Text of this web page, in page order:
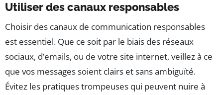
Utiliser des canaux responsables
Choisir des canaux de communication responsables
est essentiel. Que ce soit par le biais des réseaux
sociaux, d’emails, ou de votre site internet, veillez à ce
que vos messages soient clairs et sans ambiguïté.
Évitez les pratiques trompeuses qui peuvent nuire à